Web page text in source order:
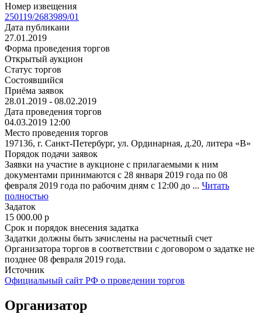
Номер извещения
250119/2683989/01
Дата публикаии
27.01.2019
Форма проведения торгов
Открытый аукцион
Статус торгов
Состоявшийся
Приёма заявок
28.01.2019 - 08.02.2019
Дата проведения торгов
04.03.2019 12:00
Место проведения торгов
197136, г. Санкт-Петербург, ул. Ординарная, д.20, литера «В»
Порядок подачи заявок
Заявки на участие в аукционе с прилагаемыми к ним
документами принимаются с 28 января 2019 года по 08
февраля 2019 года по рабочим дням с 12:00 до ... Читать
полностью
Задаток
15 000.00 p
Срок и порядок внесения задатка
Задатки должны быть зачислены на расчетный счет
Организатора торгов в соответствии с договором о задатке не
позднее 08 февраля 2019 года.
Источник
Официальный сайт РФ о проведении торгов
Организатор